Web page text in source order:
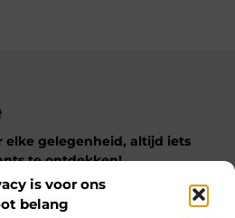
is voor ons
belang
elke gelegenheid, altijd iets
te ontdekken!